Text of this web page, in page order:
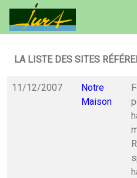
LA LISTE DES SITES
11/12/2007
Notre
Maison